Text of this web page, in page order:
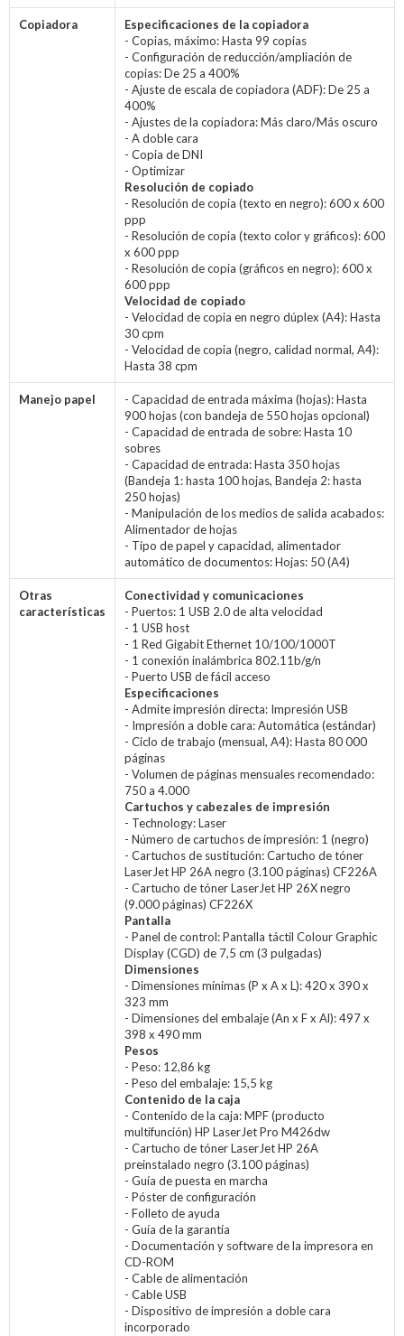
Copiadora
Especificaciones de la copiadora
- Copias, máximo: Hasta 99 copias
- Configuración de reducción/ampliación de
copias: De 25 a 400%
- Ajuste de escala de copiadora (ADF): De 25 a
400%
- Ajustes de la copiadora: Más claro/Más oscuro
- A doble cara
- Copia de DNI
- Optimizar
Resolución de copiado
- Resolución de copia (texto en negro): 600 x 600
ppp
- Resolución de copia (texto color y gráficos): 600
x 600 ppp
- Resolución de copia (gráficos en negro): 600 x
600 ppp
Velocidad de copiado
- Velocidad de copia en negro dúplex (A4): Hasta
30 cpm
- Velocidad de copia (negro, calidad normal, A4):
Hasta 38 cpm
Manejo papel
- Capacidad de entrada máxima (hojas): Hasta
900 hojas (con bandeja de 550 hojas opcional)
- Capacidad de entrada de sobre: Hasta 10
sobres
- Capacidad de entrada: Hasta 350 hojas
(Bandeja 1: hasta 100 hojas, Bandeja 2: hasta
250 hojas)
- Manipulación de los medios de salida acabados:
Alimentador de hojas
- Tipo de papel y capacidad, alimentador
automático de documentos: Hojas: 50 (A4)
Otras
características
Conectividad y comunicaciones
- Puertos: 1 USB 2.0 de alta velocidad
- 1 USB host
- 1 Red Gigabit Ethernet 10/100/1000T
- 1 conexión inalámbrica 802.11b/g/n
- Puerto USB de fácil acceso
Especificaciones
- Admite impresión directa: Impresión USB
- Impresión a doble cara: Automática (estándar)
- Ciclo de trabajo (mensual, A4): Hasta 80 000
páginas
- Volumen de páginas mensuales recomendado:
750 a 4.000
Cartuchos y cabezales de impresión
- Technology: Laser
- Número de cartuchos de impresión: 1 (negro)
- Cartuchos de sustitución: Cartucho de tóner
LaserJet HP 26A negro (3.100 páginas) CF226A
- Cartucho de tóner LaserJet HP 26X negro
(9.000 páginas) CF226X
Pantalla
- Panel de control: Pantalla táctil Colour Graphic
Display (CGD) de 7,5 cm (3 pulgadas)
Dimensiones
- Dimensiones mínimas (P x A x L): 420 x 390 x
323 mm
- Dimensiones del embalaje (An x F x Al): 497 x
398 x 490 mm
Pesos
- Peso: 12,86 kg
- Peso del embalaje: 15,5 kg
Contenido de la caja
- Contenido de la caja: MPF (producto
multifunción) HP LaserJet Pro M426dw
- Cartucho de tóner LaserJet HP 26A
preinstalado negro (3.100 páginas)
- Guía de puesta en marcha
- Póster de configuración
- Folleto de ayuda
- Guía de la garantía
- Documentación y software de la impresora en
CD-ROM
- Cable de alimentación
- Cable USB
- Dispositivo de impresión a doble cara
incorporado